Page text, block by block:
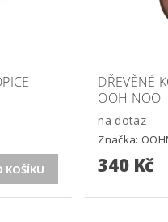
DŘEVĚNÉ
OOH NOO
na dotaz
Značka:
340 Kč